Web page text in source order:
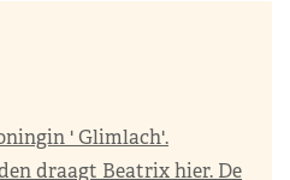
' Glimlach'.
draagt Beatrix hier. De